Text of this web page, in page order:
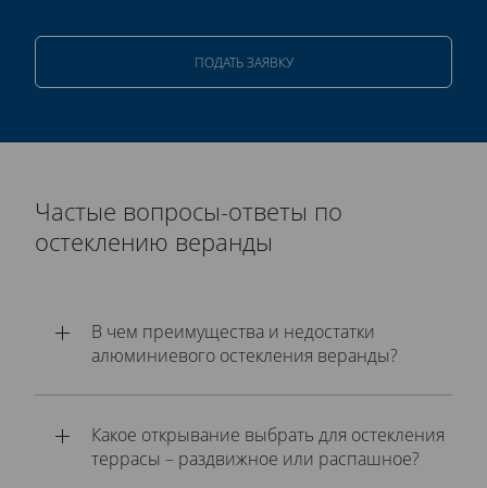
ПОДАТЬ ЗАЯВКУ
Частые вопросы-ответы по
остеклению веранды
В чем преимущества и недостатки
алюминиевого остекления веранды?
Какое открывание выбрать для остекления
террасы – раздвижное или распашное?